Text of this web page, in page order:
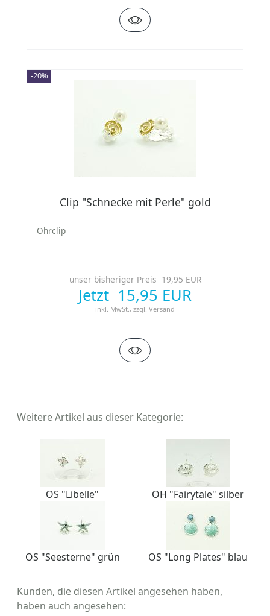
-20%
Clip "Schnecke mit Perle" gold
Ohrclip
unser bisheriger Preis 19,95 EUR
Jetzt 15,95 EUR
inkl. MwSt., zzgl. Versand
Weitere Artikel aus dieser Kategorie:
OS "Libelle" OH "Fairytale" silber
OS "Seesterne" grün OS "Long Plates" blau
Kunden, die diesen Artikel angesehen haben,
haben auch angesehen: